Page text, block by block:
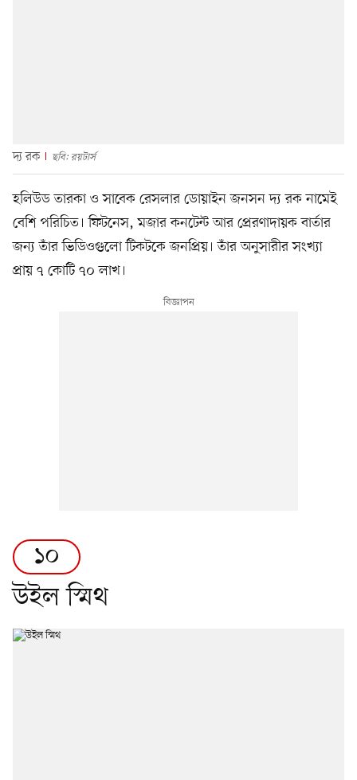
দ্য রক ছবি: রয়টার্স
হলিউড তারকা ও সাবেক রেসলার ডোয়াইন জনসন দ্য রক নামেই
বেশি পরিচিত। ফিটনেস, মজার কনটেন্ট আর প্রেরণাদায়ক বার্তার
জন্য তাঁর ভিডিওগুলো টিকটকে জনপ্রিয়। তাঁর অনুসারীর সংখ্যা
প্রায় ৭ কোটি ৭০ লাখ।
১০
উইল স্মিথ